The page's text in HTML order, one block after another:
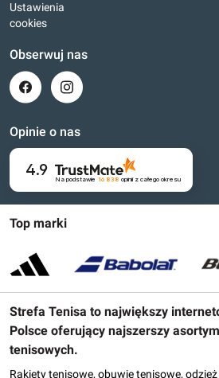
Top marki
Strefa Tenisa to największy
Polsce oferujący najszerszy
tenisowych.
Rakiety tenisowe, obuwie tenisowe,
Ustawienia
cookies
Obserwuj nas
Opinie o nas
4.9
Na podstawie 16 838 opinii z całego okresu